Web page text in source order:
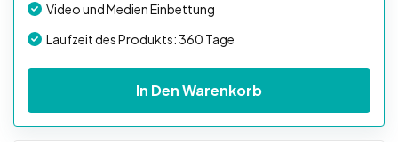
Video und Medien Einbettung
Laufzeit des Produkts: 360 Tage
In Den Warenkorb